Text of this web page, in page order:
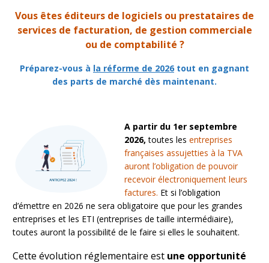
Vous êtes éditeurs de logiciels ou prestataires de
services de facturation, de gestion commerciale
ou de comptabilité ?
Préparez-vous à la réforme de 2026 tout en gagnant
des parts de marché dès maintenant.
A partir du 1er septembre
2026, toutes lesentreprises
françaises assujetties à la TVA
auront l’obligation de pouvoir
recevoir électroniquement leurs
factures. Et si l’obligation
d’émettre en 2026 ne sera obligatoire que pour les grandes
entreprises et les ETI (entreprises de taille intermédiaire),
toutes auront la possibilité de le faire si elles le souhaitent.
Cette évolution réglementaire est une opportunité